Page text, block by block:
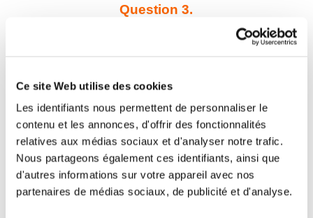
Ce site Web utilise des cookies
Les identifiants nous permettent de personnaliser le
contenu et les annonces, d'offrir des fonctionnalités
relatives aux médias sociaux et d'analyser notre trafic.
Nous partageons également ces identifiants, ainsi que
d'autres informations sur votre appareil avec nos
partenaires de médias sociaux, de publicité et d'analyse.
Question 3.
jev
Question 5.
mentir - Conditionnel Présent
ilsmen